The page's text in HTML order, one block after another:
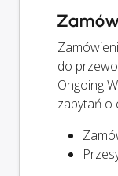
do
Ongoing
zapytań o